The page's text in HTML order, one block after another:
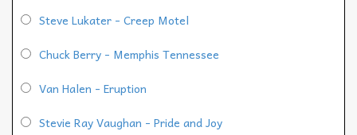
Steve Lukater - Creep Motel
Chuck Berry - Memphis Tennessee
Van Halen - Eruption
Stevie Ray Vaughan - Pride and Joy